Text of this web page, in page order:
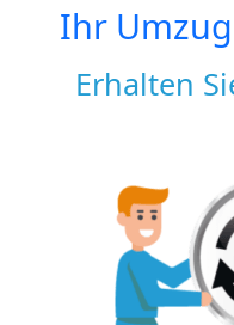
Ihr
Erhalten